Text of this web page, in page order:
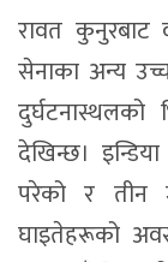
रावत कुनुरबाट
सेनाका अन्य
देखिन्छ।
परेको र तीन
घाइतेहरूको